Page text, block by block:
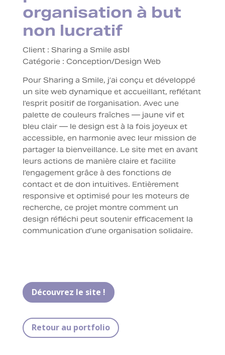
organisation à but
non lucratif
Client : Sharing a Smile asbl
Catégorie : Conception/Design Web
Pour Sharing a Smile, j’ai conçu et développé
un site web dynamique et accueillant, reflétant
l’esprit positif de l’organisation. Avec une
palette de couleurs fraîches — jaune vif et
bleu clair — le design est à la fois joyeux et
accessible, en harmonie avec leur mission de
partager la bienveillance. Le site met en avant
leurs actions de manière claire et facilite
l’engagement grâce à des fonctions de
contact et de don intuitives. Entièrement
responsive et optimisé pour les moteurs de
recherche, ce projet montre comment un
design réfléchi peut soutenir efficacement la
communication d’une organisation solidaire.
Découvrez le site !
Retour au portfolio